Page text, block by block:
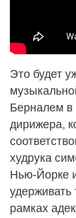
Это будет
Берналем в
дирижера,
худрука
Нью-Йорке
удерживать
рамках